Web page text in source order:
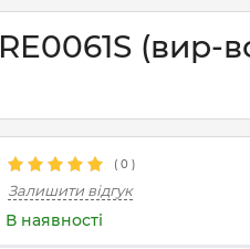
(вир-
( 0 )
Залишити відгук
В наявності